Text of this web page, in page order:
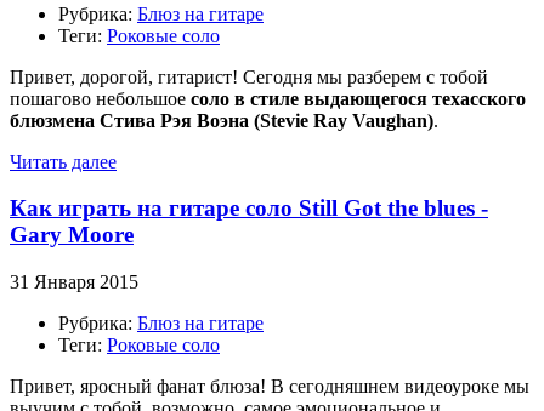
Рубрика: Блюз на гитаре
Теги: Роковые соло
Привет, дорогой, гитарист! Сегодня мы разберем с тобой
пошагово небольшое соло в стиле выдающегося техасского
блюзмена Стива Рэя Воэна (Stevie Ray Vaughan).
Читать далее
Как играть на гитаре соло Still Got the blues -
Gary Moore
31 Января 2015
Рубрика: Блюз на гитаре
Теги: Роковые соло
Привет, яросный фанат блюза! В сегодняшнем видеоуроке мы